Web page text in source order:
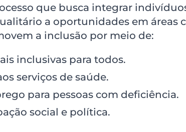
que busca integrar
a oportunidades em áreas
a inclusão por meio de:
inclusivas para todos.
serviços de saúde.
para pessoas com deficiência.
social e política.